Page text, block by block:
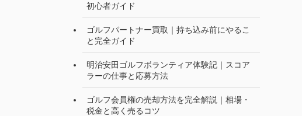
初心者ガイド
ゴルフパートナー買取｜持ち込み前にやるこ
と完全ガイド
明治安田ゴルフボランティア体験記｜スコア
ラーの仕事と応募方法
ゴルフ会員権の売却方法を完全解説｜相場・
税金と高く売るコツ